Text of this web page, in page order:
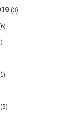
(3)
(5)